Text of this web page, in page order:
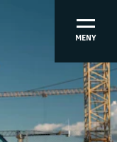
MENY